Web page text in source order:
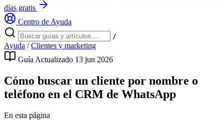
días gratis
Centro de Ayuda
/
Ayuda / Clientes y marketing
Guía Actualizado 13 jun 2026
Cómo buscar un cliente por nombre o
teléfono en el CRM de WhatsApp
En esta página